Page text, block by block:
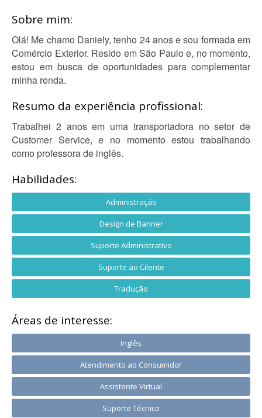
Sobre mim:
Olá! Me chamo Daniely, tenho 24 anos e sou formada em
Comércio Exterior. Resido em São Paulo e, no momento,
estou em busca de oportunidades para complementar
minha renda.
Resumo da experiência profissional:
Trabalhei 2 anos em uma transportadora no setor de
Customer Service, e no momento estou trabalhando
como professora de inglês.
Habilidades:
Administração
Design de Banner
Suporte Administrativo
Suporte ao Cilente
Tradução
Áreas de interesse:
Inglês
Atendimento ao Consumidor
Assistente Virtual
Suporte Técnico